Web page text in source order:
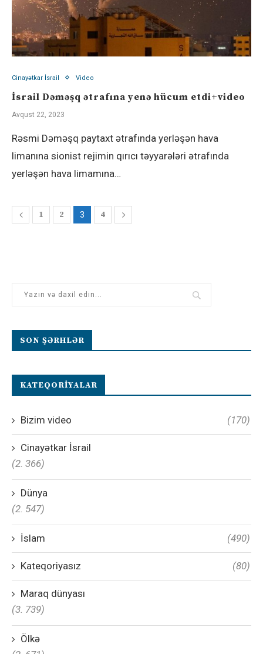
Cinayətkar İsrail Video
İsrail Dəməşq ətrafına yenə hücum etdi+video
Avqust 22, 2023
Rəsmi Dəməşq paytaxt ətrafında yerləşən hava
limanına sionist rejimin qırıcı təyyarələri ətrafında
yerləşən hava limamına…
1 2 3 4
SON ŞƏRHLƏR
KATEQORIYALAR
Bizim video (170)
Cinayətkar İsrail
(2. 366)
Dünya
(2. 547)
İslam (490)
Kateqoriyasız (80)
Maraq dünyası
(3. 739)
Ölkə